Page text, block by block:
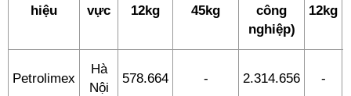
hiệu
vực
12kg
45kg
công
nghiệp)
12kg
Petrolimex
Hà
Nội
578.664 - 2.314.656 -